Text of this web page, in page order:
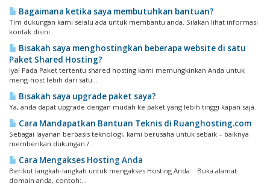
Bagaimana ketika saya membutuhkan bantuan?
Tim dukungan kami selalu ada untuk membantu anda. Silakan lihat informasi
kontak disini .
Bisakah saya menghostingkan beberapa website di satu
Paket Shared Hosting?
Iya! Pada Paket tertentu shared hosting kami memungkinkan Anda untuk
meng-host lebih dari satu...
Bisakah saya upgrade paket saya?
Ya, anda dapat upgrade dengan mudah ke paket yang lebih tinggi kapan saja.
Cara Mandapatkan Bantuan Teknis di Ruanghosting.com
Sebagai layanan berbasis teknologi, kami berusaha untuk sebaik – baiknya
memberikan dukungan /...
Cara Mengakses Hosting Anda
Berikut langkah-langkah untuk mengakses Hosting Anda: Buka alamat
domain anda, contoh:...